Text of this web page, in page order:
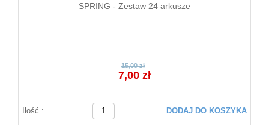
SPRING - Zestaw 24 arkusze
15,00 zł
7,00 zł
Ilość : DODAJ DO KOSZYKA